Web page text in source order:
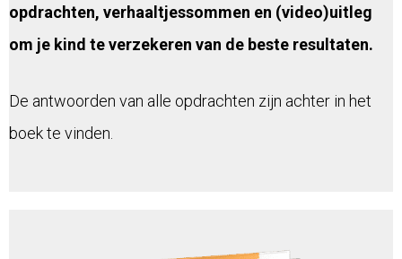
opdrachten, verhaaltjessommen en (video)uitleg
om je kind te verzekeren van de beste resultaten.
De antwoorden van alle opdrachten zijn achter in het
boek te vinden.